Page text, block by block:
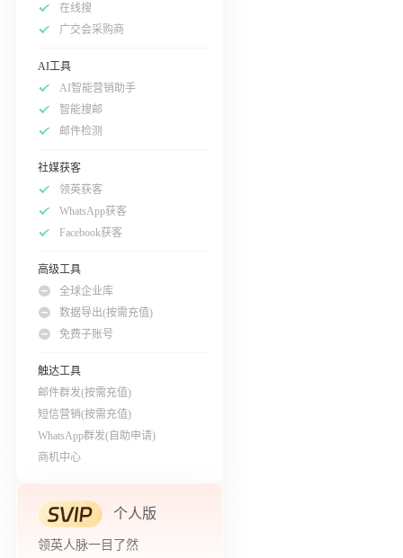
在线搜
广交会采购商
AI工具
AI智能营销助手
智能搜邮
邮件检测
社媒获客
领英获客
WhatsApp获客
Facebook获客
高级工具
全球企业库
数据导出(按需充值)
免费子账号
触达工具
邮件群发(按需充值)
短信营销(按需充值)
WhatsApp群发(自助申请)
商机中心
个人版
领英人脉一目了然